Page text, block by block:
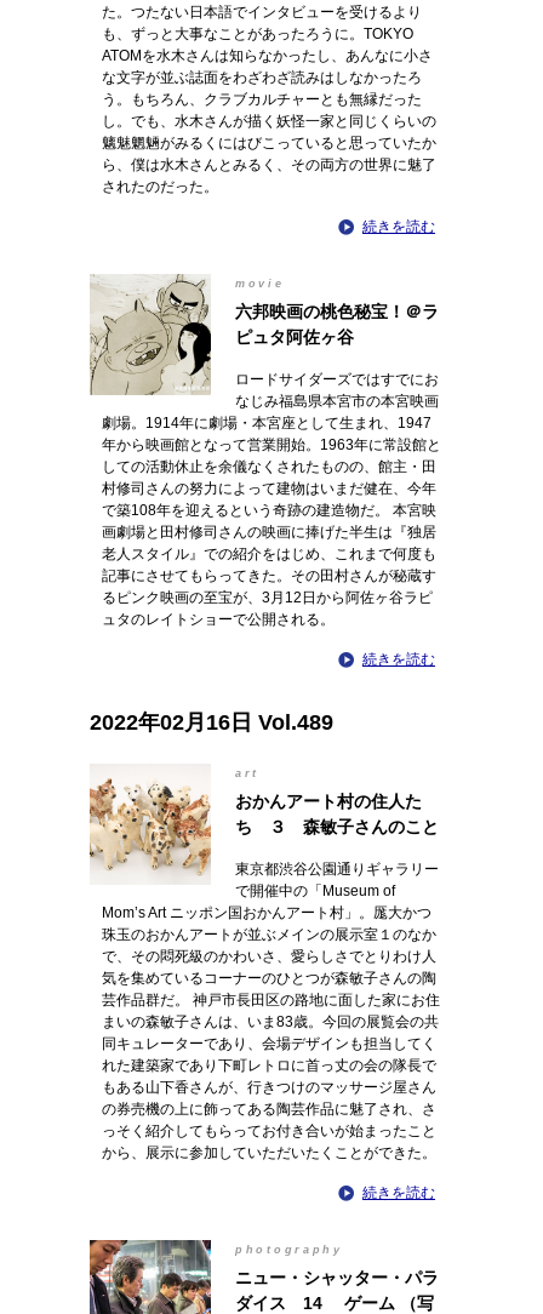
た。つたない日本語でインタビューを受けるより
も、ずっと大事なことがあったろうに。TOKYO
ATOMを水木さんは知らなかったし、あんなに小さ
な文字が並ぶ誌面をわざわざ読みはしなかったろ
う。もちろん、クラブカルチャーとも無縁だった
し。でも、水木さんが描く妖怪一家と同じくらいの
魑魅魍魎がみるくにはびこっていると思っていたか
ら、僕は水木さんとみるく、その両方の世界に魅了
されたのだった。
続きを読む
movie
六邦映画の桃色秘宝！＠ラ
ピュタ阿佐ヶ谷
ロードサイダーズではすでにお
なじみ福島県本宮市の本宮映画
劇場。1914年に劇場・本宮座として生まれ、1947
年から映画館となって営業開始。1963年に常設館と
しての活動休止を余儀なくされたものの、館主・田
村修司さんの努力によって建物はいまだ健在、今年
で築108年を迎えるという奇跡の建造物だ。 本宮映
画劇場と田村修司さんの映画に捧げた半生は『独居
老人スタイル』での紹介をはじめ、これまで何度も
記事にさせてもらってきた。その田村さんが秘蔵す
るピンク映画の至宝が、3月12日から阿佐ヶ谷ラピ
ュタのレイトショーで公開される。
続きを読む
2022年02月16日 Vol.489
art
おかんアート村の住人た
ち ３ 森敏子さんのこと
東京都渋谷公園通りギャラリー
で開催中の「Museum of
Mom’s Art ニッポン国おかんアート村」。厖大かつ
珠玉のおかんアートが並ぶメインの展示室１のなか
で、その悶死級のかわいさ、愛らしさでとりわけ人
気を集めているコーナーのひとつが森敏子さんの陶
芸作品群だ。 神戸市長田区の路地に面した家にお住
まいの森敏子さんは、いま83歳。今回の展覧会の共
同キュレーターであり、会場デザインも担当してく
れた建築家であり下町レトロに首っ丈の会の隊長で
もある山下香さんが、行きつけのマッサージ屋さん
の券売機の上に飾ってある陶芸作品に魅了され、さ
っそく紹介してもらってお付き合いが始まったこと
から、展示に参加していただいたくことができた。
続きを読む
photography
ニュー・シャッター・パラ
ダイス 14 ゲーム （写